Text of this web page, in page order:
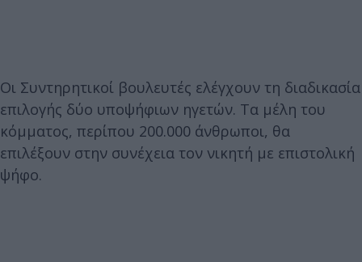
Οι Συντηρητικοί βουλευτές ελέγχουν τη διαδικασία
επιλογής δύο υποψήφιων ηγετών. Τα μέλη του
κόμματος, περίπου 200.000 άνθρωποι, θα
επιλέξουν στην συνέχεια τον νικητή με επιστολική
ψήφο.